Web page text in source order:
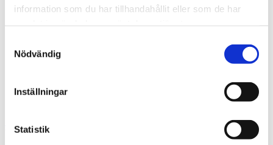
information som du har tillhandahållit eller som de har
Nödvändig
Inställningar
Statistik
What are you looking for?
Search